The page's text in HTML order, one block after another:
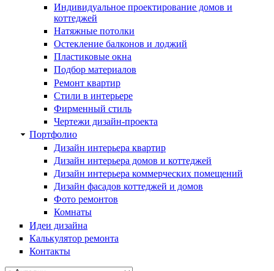
Индивидуальное проектирование домов и
коттеджей
Натяжные потолки
Остекление балконов и лоджий
Пластиковые окна
Подбор материалов
Ремонт квартир
Стили в интерьере
Фирменный стиль
Чертежи дизайн-проекта
Портфолио
Дизайн интерьера квартир
Дизайн интерьера домов и коттеджей
Дизайн интерьера коммерческих помещений
Дизайн фасадов коттеджей и домов
Фото ремонтов
Комнаты
Идеи дизайна
Калькулятор ремонта
Контакты